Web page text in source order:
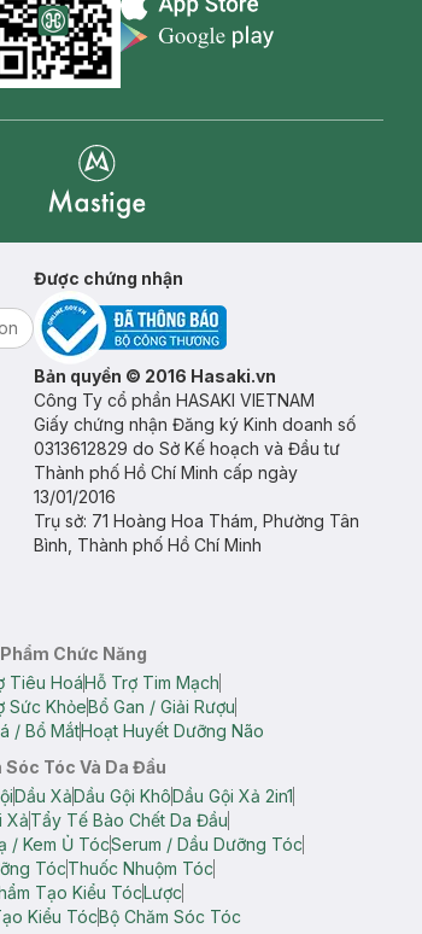
Appstore icon
Được chứng nhận
Bản quyền © 2016 Hasaki.vn
Công Ty cổ phần HASAKI VIETNAM
Giấy chứng nhận Đăng ký Kinh doanh số
0313612829 do Sở Kế hoạch và Đầu tư
Thành phố Hồ Chí Minh cấp ngày
13/01/2016
Trụ sở: 71 Hoàng Hoa Thám, Phường Tân
Bình, Thành phố Hồ Chí Minh
Chức Năng
Tiêu HoáHỗ Trợ Tim Mạch
Sức KhỏeBổ Gan / Giải Rượu
/ Bổ MắtHoạt Huyết Dưỡng Não
Sóc Tóc Và Da Đầu
Dầu XảDầu Gội KhôDầu Gội Xả 2in1
XảTẩy Tế Bào Chết Da Đầu
/ Kem Ủ TócSerum / Dầu Dưỡng Tóc
TócThuốc Nhuộm Tóc
Tạo Kiểu TócLược
Kiểu TócBộ Chăm Sóc Tóc